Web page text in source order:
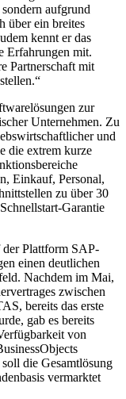
aufgrund
über ein breites
kennt er das
Erfahrungen mit.
Partnerschaft mit
zur
Unternehmen. Zu
und
die extrem kurze
Einkauf, Personal,
zu über 30
Garantie
Plattform SAP-
einen deutlichen
Nachdem im Mai,
zwischen
bereits das erste
gab es bereits
von
die Gesamtlösung
vermarktet